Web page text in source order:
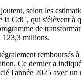
selon les
la CdC, qui s'élèvent à
de
123,3 millions.
remboursés
Ce dernier a
l'année 2025 avec un